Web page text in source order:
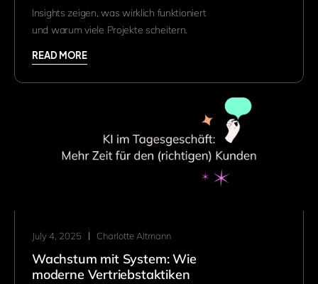
Insights zeigen, was wirklich funktioniert
und warum viele Projekte scheitern.
READ MORE
July 4, 2025 Charlotte Altmann
Wachstum mit System: Wie
moderne Vertriebstaktiken